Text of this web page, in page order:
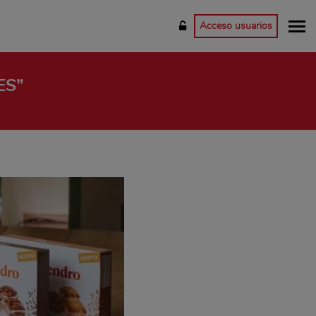
Acceso usuarios